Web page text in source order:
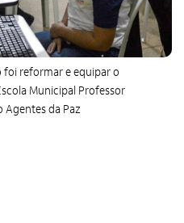
foi reformar e equipar o
Municipal Professor
da Paz